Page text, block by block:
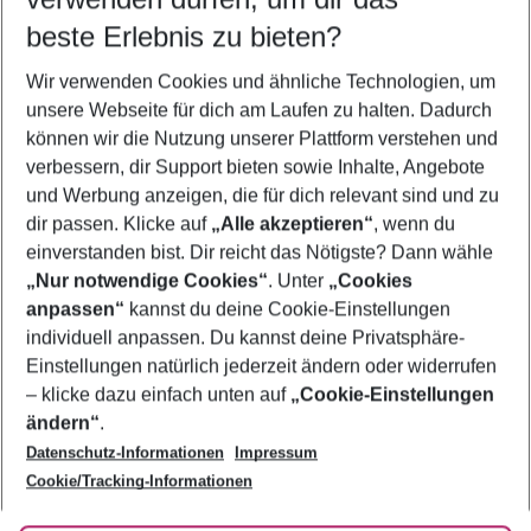
5-8 Nächte
2 Erwachsene Keine Kinder
Mehr Filter anzeigen
Footer
Footer navigation
Über uns
AGB
Bestpreisgarantie
Cookie-Einstellungen ändern
Cookie-Richtlinie
Agenturbetreuung
Barrierefreies Reisen
Folge uns
beste Erlebnis zu bieten?
Wir verwenden Cookies und ähnliche Technologien, um
unsere Webseite für dich am Laufen zu halten. Dadurch
können wir die Nutzung unserer Plattform verstehen und
verbessern, dir Support bieten sowie Inhalte, Angebote
und Werbung anzeigen, die für dich relevant sind und zu
dir passen. Klicke auf „Alle akzeptieren“, wenn du
einverstanden bist. Dir reicht das Nötigste? Dann wähle
„Nur notwendige Cookies“. Unter „Cookies
anpassen“ kannst du deine Cookie-Einstellungen
individuell anpassen. Du kannst deine Privatsphäre-
Einstellungen natürlich jederzeit ändern oder widerrufen
– klicke dazu einfach unten auf „Cookie-Einstellungen
ändern“.
Datenschutz-Informationen
Impressum
Cookie/Tracking-Informationen